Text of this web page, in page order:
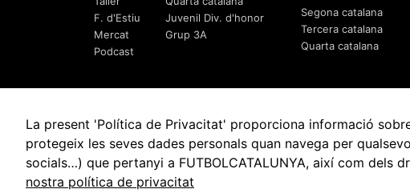
F. d'Estiu
Mercat
Podcast
Juvenil Div. d'honor
Grup 3A
Segona catalana
Tercera catalana
Quarta catalana
© 2010 - 2026 FutbolCatalunya.com
La present 'Política de Privacitat' proporciona informació
protegeix les seves dades personals quan navega per
socials…) que pertanyi a FUTBOLCATALUNYA, així com dels
nostra política de privacitat